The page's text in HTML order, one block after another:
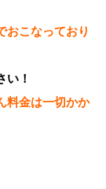
おこなっており
い！
料金は一切かか